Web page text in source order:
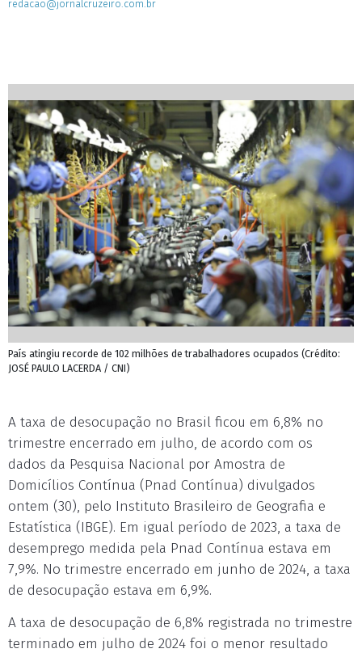
redacao@jornalcruzeiro.com.br
País atingiu recorde de 102 milhões de trabalhadores ocupados (Crédito:
JOSÉ PAULO LACERDA / CNI)
A taxa de desocupação no Brasil ficou em 6,8% no
trimestre encerrado em julho, de acordo com os
dados da Pesquisa Nacional por Amostra de
Domicílios Contínua (Pnad Contínua) divulgados
ontem (30), pelo Instituto Brasileiro de Geografia e
Estatística (IBGE). Em igual período de 2023, a taxa de
desemprego medida pela Pnad Contínua estava em
7,9%. No trimestre encerrado em junho de 2024, a taxa
de desocupação estava em 6,9%.
A taxa de desocupação de 6,8% registrada no trimestre
terminado em julho de 2024 foi o menor resultado